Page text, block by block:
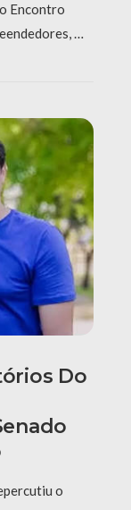
Encontro
…
Do
o